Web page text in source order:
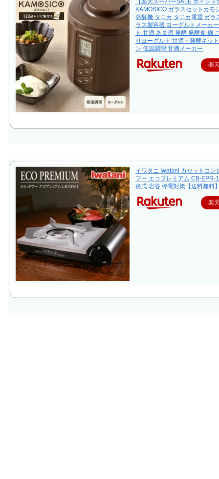
【楽天スーパーSALE ポイント
KAMOSICO ガラスセットカモ
発酵機 タニカ タニカ電器 ガラ
ラス製容器 ヨーグルトメーカ
ト 甘酒 あま酒 発酵 発酵食 麹
りヨーグルト 甘酒・発酵キッ
ン 低温調理 甘酒メーカー
楽
イワタニ Iwatani カセットコン
フー エコプレミアム CB-EPR-
炎式 岩谷 停電対策【送料無料
楽